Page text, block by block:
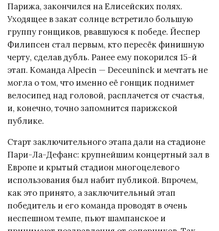
Парижа, закончился на Елисейских полях.
Уходящее в закат солнце встретило большую
группу гонщиков, рвавшуюся к победе. Йеспер
Филипсен стал первым, кто пересёк финишную
черту, сделав дубль. Ранее ему покорился 15-й
этап. Команда Alpecin — Deceuninck и мечтать не
могла о том, что именно её гонщик поднимет
велосипед над головой, расплачется от счастья,
и, конечно, точно запомнится парижской
публике.
Старт заключительного этапа дали на стадионе
Пари-Ла-Дефанс: крупнейшим концертный зал в
Европе и крытый стадион многоцелевого
использования был набит публикой. Впрочем,
как это принято, а заключительный этап
победитель и его команда проводят в очень
неспешном темпе, пьют шампанское и